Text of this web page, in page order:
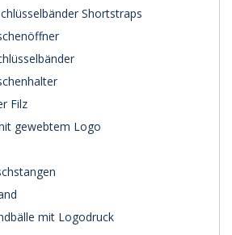
Shortstraps
Filz
gewebtem Logo
mit Logodruck